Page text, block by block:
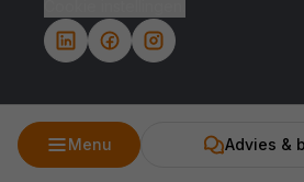
Menu Advies &